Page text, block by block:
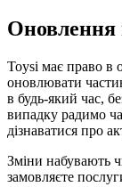
Оновлення
Toysi має право в
оновлювати
в будь-який час,
випадку радимо
дізнаватися про
Зміни набувають
замовляєте